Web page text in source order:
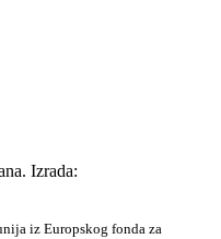
Izrada:
iz Europskog fonda za